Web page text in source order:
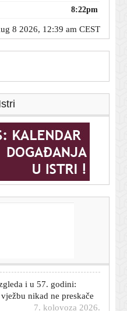
8:22pm
8 2026, 12:39 am CEST
u današnjem
i u 57. godini:
nikad ne preskače
7. kolovoza 2026.